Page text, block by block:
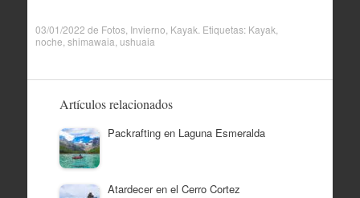
03/01/2022 de Fotos, Invierno Kayak . Etiquetas: Kayak
noche shimawaia ushuaia
Artículos relacionados
Packrafting en Laguna Esmeralda
Atardecer en el Cerro Cortez